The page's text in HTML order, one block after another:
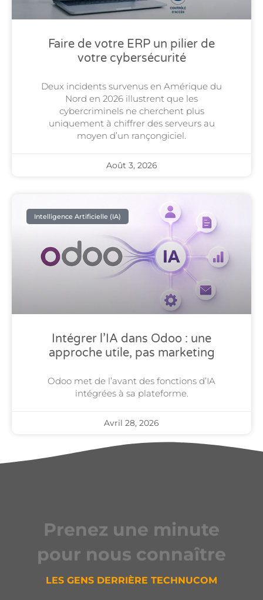
Faire de votre ERP un pilier de
votre cybersécurité
Deux incidents survenus en Amérique du
Nord en 2026 illustrent que les
cybercriminels ne cherchent plus
uniquement à chiffrer des serveurs au
moyen d’un rançongiciel.
Août 3, 2026
Intelligence Artificielle (IA)
Intégrer l’IA dans Odoo : une
approche utile, pas marketing
Odoo met de l’avant des fonctions d’IA
intégrées à sa plateforme.
Avril 28, 2026
Prenez une minute
pour nous connaître
LES GENS DERRIÈRE TECHNUCOM